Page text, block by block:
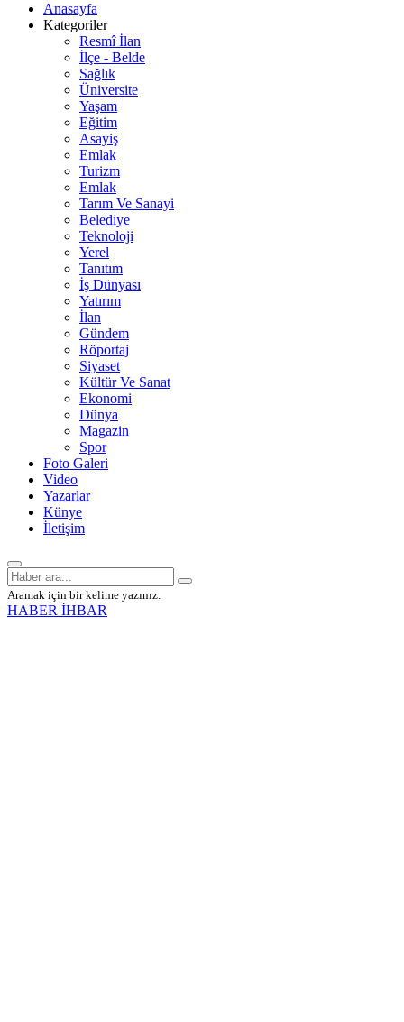
Anasayfa
Kategoriler
Resmî İlan
İlçe - Belde
Sağlık
Üniversite
Yaşam
Eğitim
Asayiş
Emlak
Turizm
Emlak
Tarım Ve Sanayi
Belediye
Teknoloji
Yerel
Tanıtım
İş Dünyası
Yatırım
İlan
Gündem
Röportaj
Siyaset
Kültür Ve Sanat
Ekonomi
Dünya
Magazin
Spor
Foto Galeri
Video
Yazarlar
Künye
İletişim
Aramak için bir kelime yazınız.
HABER İHBAR